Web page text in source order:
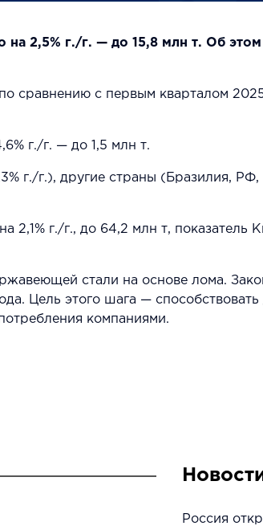
2,5% г./г. — до 15,8 млн т. Об этом
сравнению с первым кварталом
г./г. — до 1,5 млн т.
г./г.), другие страны (Бразилия,
г./г., до 64,2 млн т, показатель
стали на основе лома.
Цель этого шага —
компаниями.
Россия